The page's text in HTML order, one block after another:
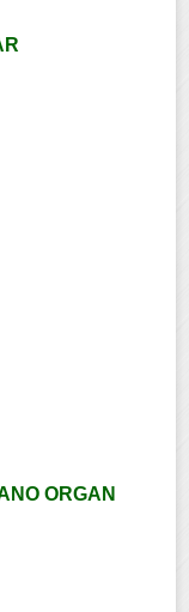
ORGAN